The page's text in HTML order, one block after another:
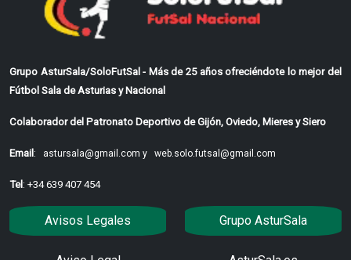
Grupo AsturSala/SoloFutSal - Más de 25 años ofreciéndote lo mejor del
Fútbol Sala de Asturias y Nacional
Colaborador del Patronato Deportivo de Gijón, Oviedo, Mieres y Siero
Email: astursala@gmail.com y web.solo.futsal@gmail.com
Tel: +34 639 407 454
Avisos Legales Grupo AsturSala